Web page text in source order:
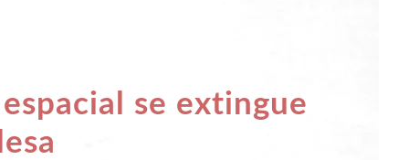
se extingue